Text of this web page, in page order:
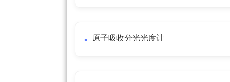
原子吸收分光光度计